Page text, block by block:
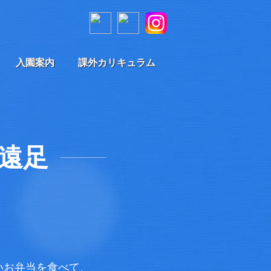
入園案内 課外カリキュラム
足
弁当を食べて、